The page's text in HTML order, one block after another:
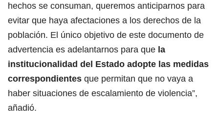
hechos se consuman, queremos anticiparnos para
evitar que haya afectaciones a los derechos de la
población. El único objetivo de este documento de
advertencia es adelantarnos para que la
institucionalidad del Estado adopte las medidas
correspondientes que permitan que no vaya a
haber situaciones de escalamiento de violencia”,
añadió.